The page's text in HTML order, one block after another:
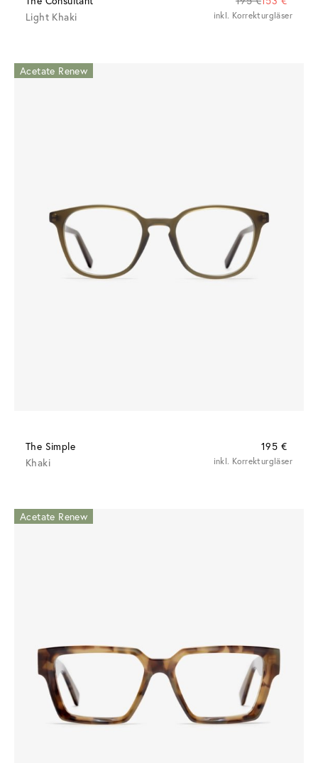
Light Khaki
inkl. Korrekturgläser
Acetate Renew
The Simple
195 €
Khaki
inkl. Korrekturgläser
Acetate Renew